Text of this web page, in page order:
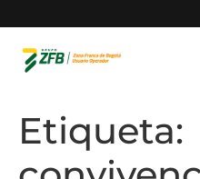
Etiqueta: